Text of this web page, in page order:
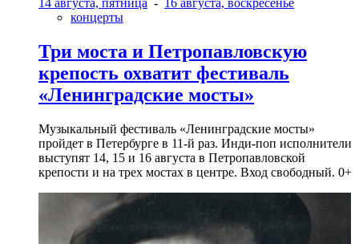
14 августа, пятница - 16 августа, воскресенье
концерты
Три моста и Петропавловскую
крепость охватит фестиваль
«Ленинградские мосты»
Музыкальный фестиваль «Ленинградские мосты»
пройдет в Петербурге в 11-й раз. Инди-поп исполнители
выступят 14, 15 и 16 августа в Петропавловской
крепости и на трех мостах в центре. Вход свободный. 0+